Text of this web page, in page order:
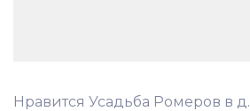
Нравится Усадьба Ромеров в